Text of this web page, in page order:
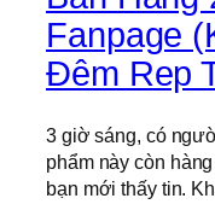
Fanpage
Đêm Rep
3 giờ sáng, có
phẩm này còn
bạn mới thấy tin.